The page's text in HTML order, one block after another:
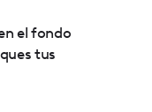
el fondo
tus